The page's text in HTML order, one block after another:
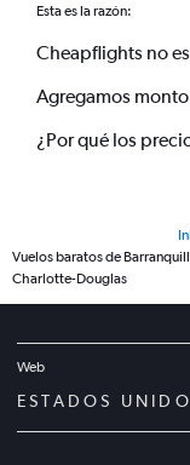
Esta es la razón:
Cheapflights no
Agregamos
¿Por qué los
Vuelos baratos de
Charlotte-Douglas
Web
ESTADOS